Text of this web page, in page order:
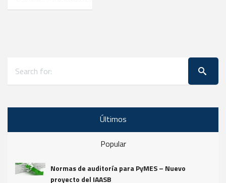
Últimos
Popular
Normas de auditoría para PyMES – Nuevo
proyecto del IAASB